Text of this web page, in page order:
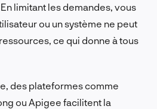
limitant les demandes, vous
ou un système ne peut
ce qui donne à tous
des plateformes comme
ou Apigee facilitent la